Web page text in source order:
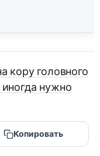
кору головного
нужно
Копировать